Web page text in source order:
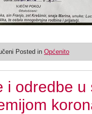
Posted in Općenito
i odredbe